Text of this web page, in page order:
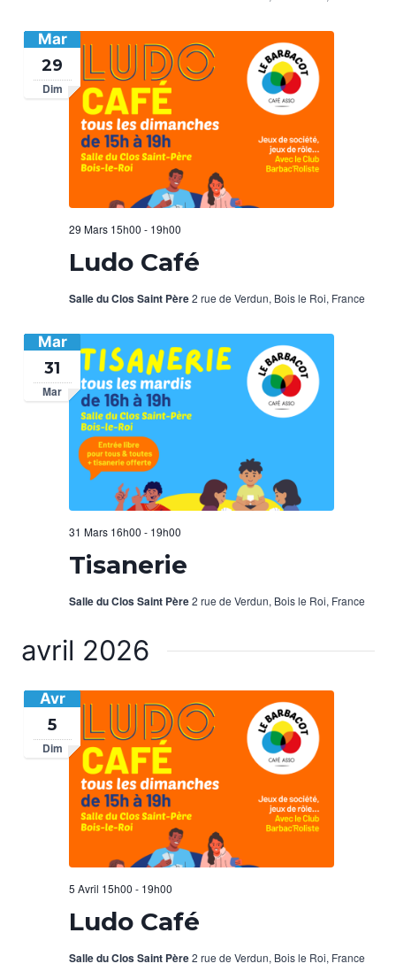
Mar
29
Dim
Ludo Café
29 Mars 15h00 - 19h00
Salle du Clos Saint Père2 rue de Verdun, Bois le Roi, France
Mar
31
Mar
Tisanerie
31 Mars 16h00 - 19h00
Salle du Clos Saint Père2 rue de Verdun, Bois le Roi, France
avril 2026
Avr
5
Dim
Ludo Café
5 Avril 15h00 - 19h00
Salle du Clos Saint Père2 rue de Verdun, Bois le Roi, France